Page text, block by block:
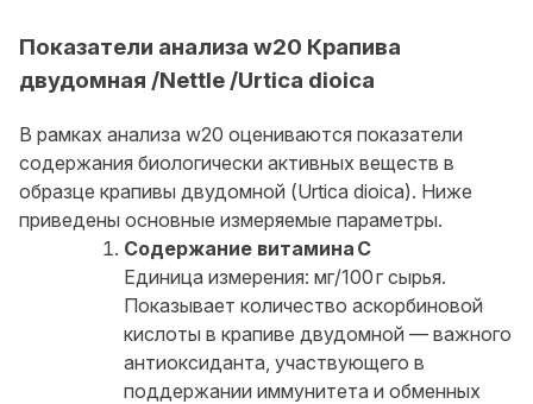
Показатели анализа w20 Крапива
двудомная /Nettle /Urtica dioica
В рамках анализа w20 оцениваются показатели
содержания биологически активных веществ в
образце крапивы двудомной (Urtica dioica). Ниже
приведены основные измеряемые параметры.
Содержание витамина C
Единица измерения: мг/100 г сырья.
Показывает количество аскорбиновой
кислоты в крапиве двудомной — важного
антиоксиданта, участвующего в
поддержании иммунитета и обменных